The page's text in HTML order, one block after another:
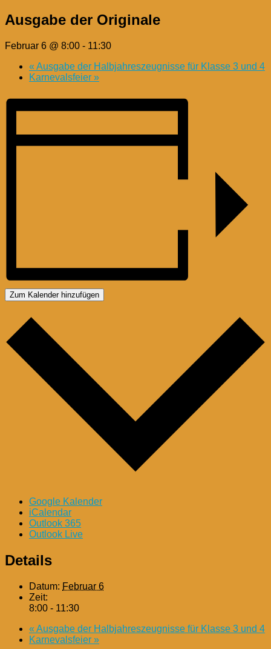
Ausgabe der Originale
Februar 6 @ 8:00 - 11:30
« Ausgabe der Halbjahreszeugnisse für Klasse 3 und 4
Karnevalsfeier »
Zum Kalender hinzufügen
Google Kalender
iCalendar
Outlook 365
Outlook Live
Details
Datum: Februar 6
Zeit:
8:00 - 11:30
« Ausgabe der Halbjahreszeugnisse für Klasse 3 und 4
Karnevalsfeier »